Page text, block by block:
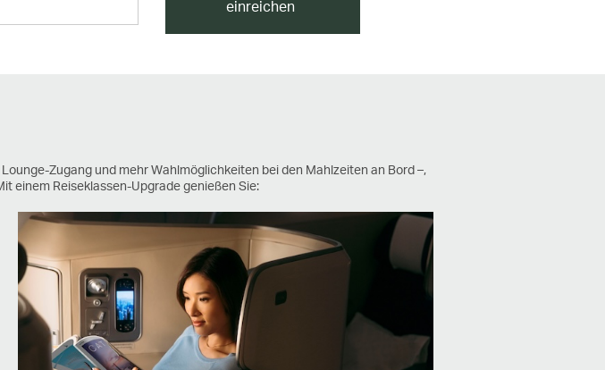
einreichen
Zugang und mehr Wahlmöglichkeiten bei den Mahlzeiten an Bord –,
einem Reiseklassen-Upgrade genießen Sie: